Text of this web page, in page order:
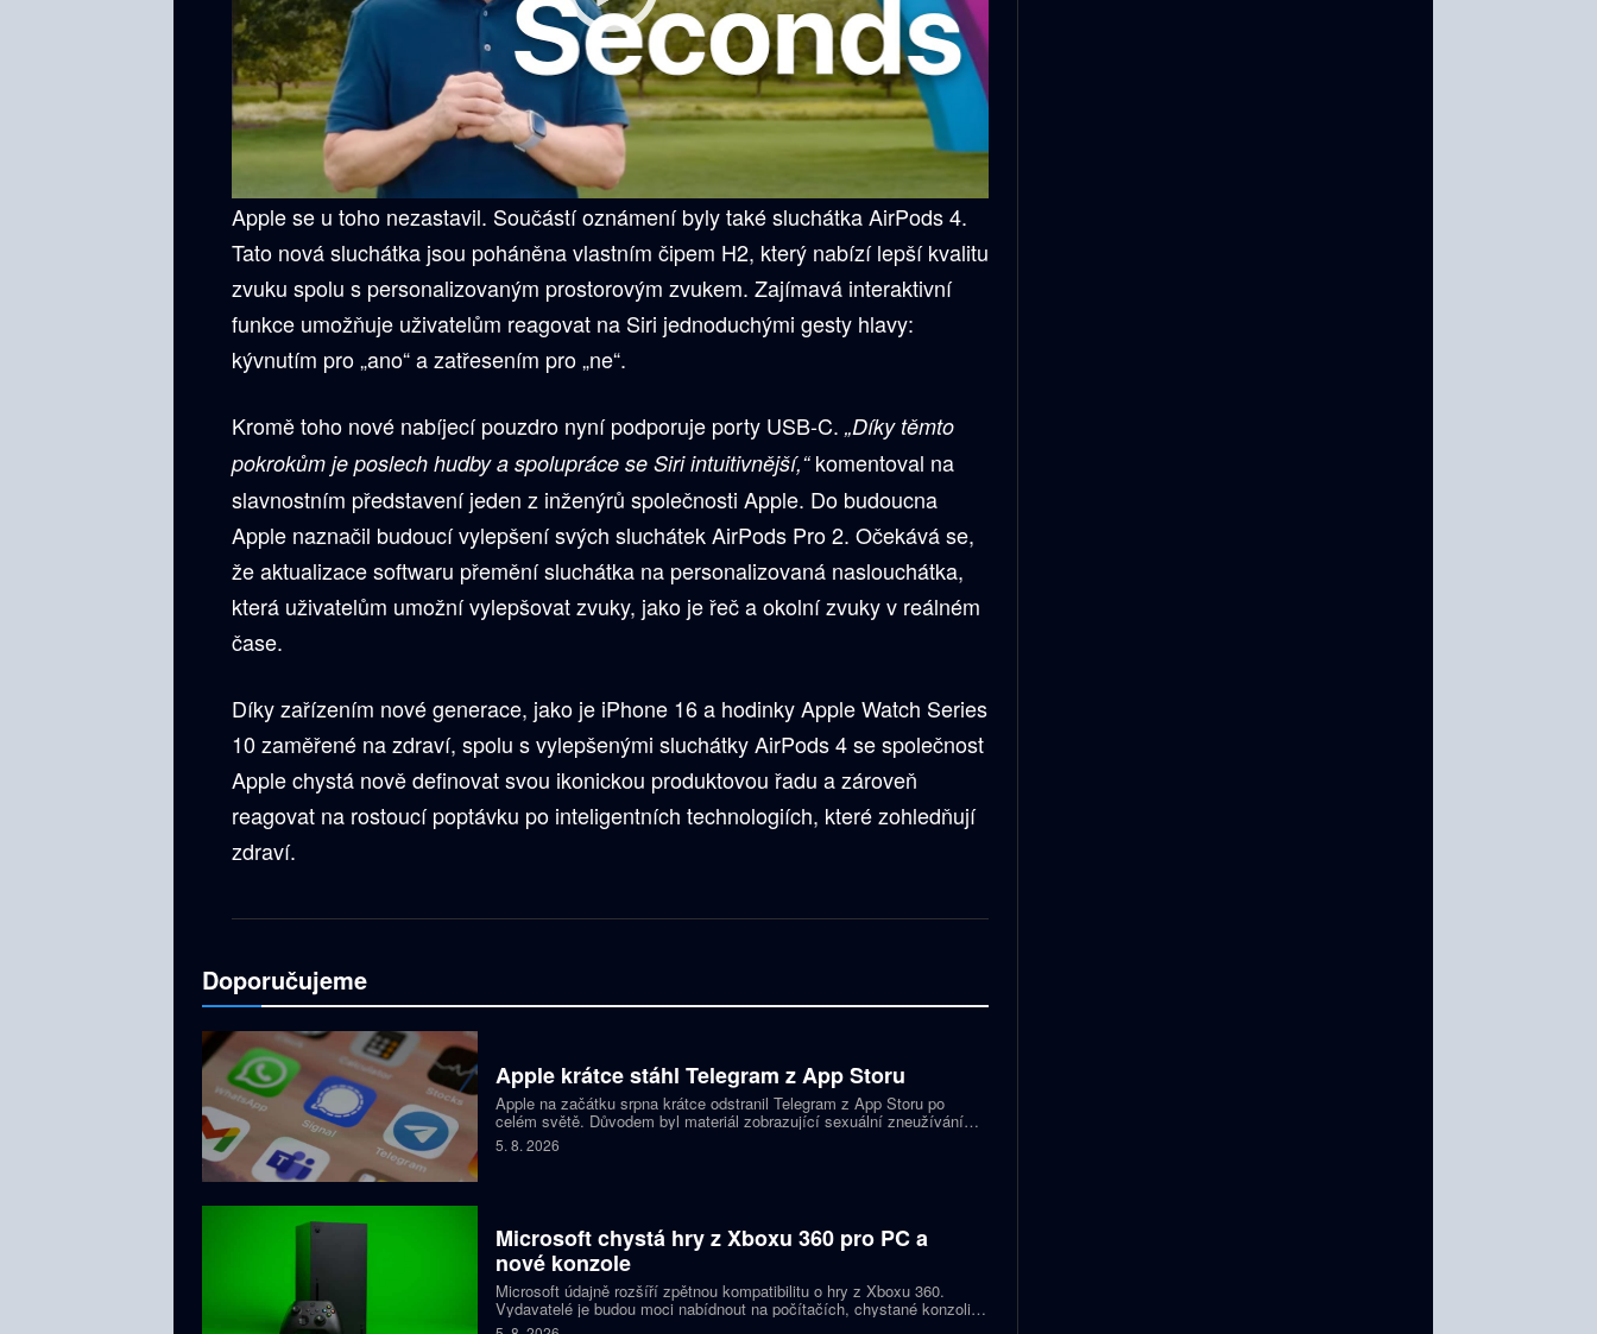
Apple se u toho nezastavil. Součástí oznámení byly také sluchátka AirPods 4.
Tato nová sluchátka jsou poháněna vlastním čipem H2, který nabízí lepší kvalitu
zvuku spolu s personalizovaným prostorovým zvukem. Zajímavá interaktivní
funkce umožňuje uživatelům reagovat na Siri jednoduchými gesty hlavy:
kývnutím pro „ano“ a zatřesením pro „ne“.
Kromě toho nové nabíjecí pouzdro nyní podporuje porty USB-C. „Díky těmto
pokrokům je poslech hudby a spolupráce se Siri intuitivnější,“ komentoval na
slavnostním představení jeden z inženýrů společnosti Apple. Do budoucna
Apple naznačil budoucí vylepšení svých sluchátek AirPods Pro 2. Očekává se,
že aktualizace softwaru přemění sluchátka na personalizovaná naslouchátka,
která uživatelům umožní vylepšovat zvuky, jako je řeč a okolní zvuky v reálném
čase.
Díky zařízením nové generace, jako je iPhone 16 a hodinky Apple Watch Series
10 zaměřené na zdraví, spolu s vylepšenými sluchátky AirPods 4 se společnost
Apple chystá nově definovat svou ikonickou produktovou řadu a zároveň
reagovat na rostoucí poptávku po inteligentních technologiích, které zohledňují
zdraví.
Doporučujeme
Apple krátce stáhl Telegram z App Storu
Apple na začátku srpna krátce odstranil Telegram z App Storu po
celém světě. Důvodem byl materiál zobrazující sexuální zneužívání
dětí, který podle firmy sdílel jeden uživatel. Telegram účet rychle
zablokoval a aplikace se ještě během stejného dne do obchodu vrátila.
5. 8. 2026
Microsoft chystá hry z Xboxu 360 pro PC a
nové konzole
Microsoft údajně rozšíří zpětnou kompatibilitu o hry z Xboxu 360.
Vydavatelé je budou moci nabídnout na počítačích, chystané konzoli
Project Helix i přenosných zařízeních. První tituly by mohly dorazit